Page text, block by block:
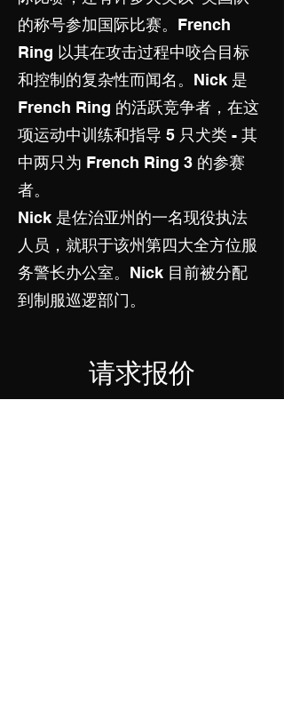
的称号参加国际比赛。French
Ring 以其在攻击过程中咬合目标
和控制的复杂性而闻名。Nick 是
French Ring 的活跃竞争者，在这
项运动中训练和指导 5 只犬类 - 其
中两只为 French Ring 3 的参赛
者。
Nick 是佐治亚州的一名现役执法
人员，就职于该州第四大全方位服
务警长办公室。Nick 目前被分配
到制服巡逻部门。
请求报价